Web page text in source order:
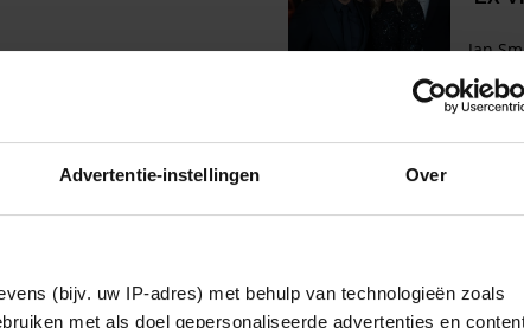
Advertentie-instellingen Over
(bijv. uw IP-adres) met behulp van technologieën zoals
met als doel gepersonaliseerde advertenties en